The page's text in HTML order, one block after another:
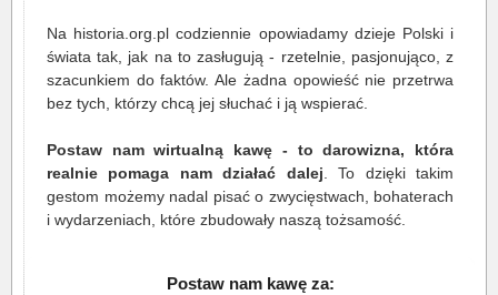
Na historia.org.pl codziennie opowiadamy dzieje Polski i
świata tak, jak na to zasługują - rzetelnie, pasjonująco, z
szacunkiem do faktów. Ale żadna opowieść nie przetrwa
bez tych, którzy chcą jej słuchać i ją wspierać.
Postaw nam wirtualną kawę - to darowizna, która
realnie pomaga nam działać dalej . To dzięki takim
gestom możemy nadal pisać o zwycięstwach, bohaterach
i wydarzeniach, które zbudowały naszą tożsamość.
Postaw nam kawę za: